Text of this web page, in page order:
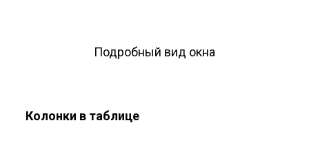
Подробный вид окна
Колонки в таблице